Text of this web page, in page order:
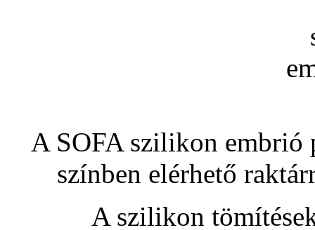
A SOFA szilikon embrió
színben elérhető
A szilikon